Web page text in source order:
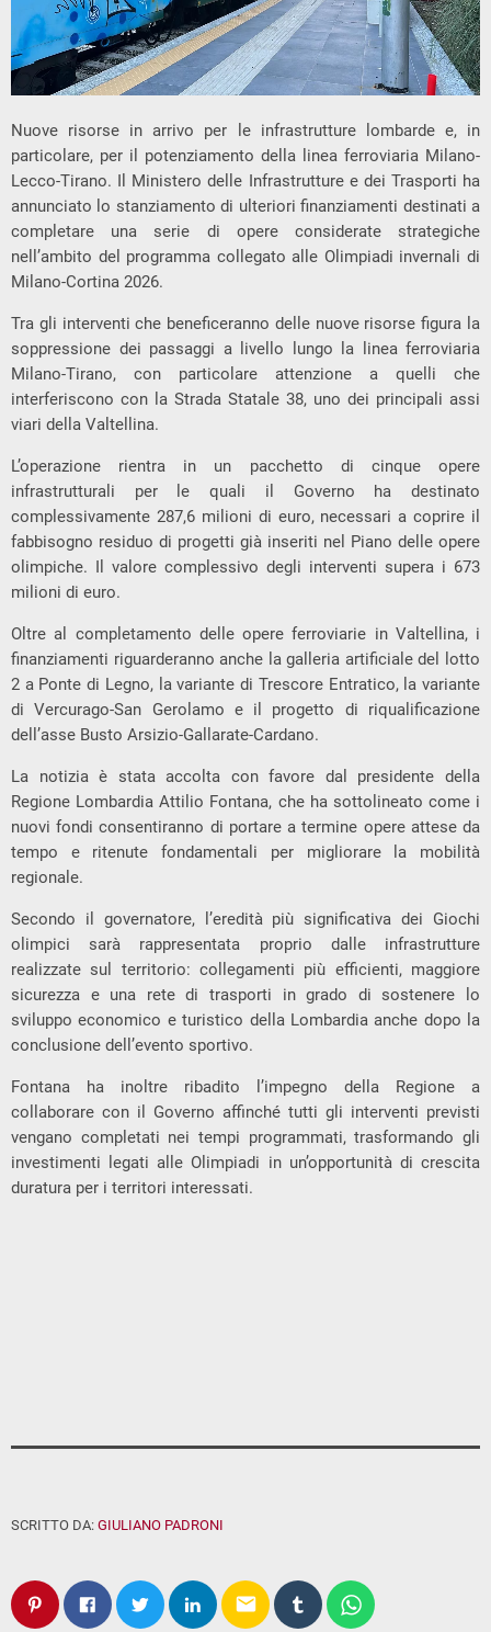
Nuove risorse in arrivo per le infrastrutture lombarde e, in
particolare, per il potenziamento della linea ferroviaria Milano-
Lecco-Tirano. Il Ministero delle Infrastrutture e dei Trasporti ha
annunciato lo stanziamento di ulteriori finanziamenti destinati a
completare una serie di opere considerate strategiche
nell’ambito del programma collegato alle Olimpiadi invernali di
Milano-Cortina 2026.
Tra gli interventi che beneficeranno delle nuove risorse figura la
soppressione dei passaggi a livello lungo la linea ferroviaria
Milano-Tirano, con particolare attenzione a quelli che
interferiscono con la Strada Statale 38, uno dei principali assi
viari della Valtellina.
L’operazione rientra in un pacchetto di cinque opere
infrastrutturali per le quali il Governo ha destinato
complessivamente 287,6 milioni di euro, necessari a coprire il
fabbisogno residuo di progetti già inseriti nel Piano delle opere
olimpiche. Il valore complessivo degli interventi supera i 673
milioni di euro.
Oltre al completamento delle opere ferroviarie in Valtellina, i
finanziamenti riguarderanno anche la galleria artificiale del lotto
2 a Ponte di Legno, la variante di Trescore Entratico, la variante
di Vercurago-San Gerolamo e il progetto di riqualificazione
dell’asse Busto Arsizio-Gallarate-Cardano.
La notizia è stata accolta con favore dal presidente della
Regione Lombardia Attilio Fontana, che ha sottolineato come i
nuovi fondi consentiranno di portare a termine opere attese da
tempo e ritenute fondamentali per migliorare la mobilità
regionale.
Secondo il governatore, l’eredità più significativa dei Giochi
olimpici sarà rappresentata proprio dalle infrastrutture
realizzate sul territorio: collegamenti più efficienti, maggiore
sicurezza e una rete di trasporti in grado di sostenere lo
sviluppo economico e turistico della Lombardia anche dopo la
conclusione dell’evento sportivo.
Fontana ha inoltre ribadito l’impegno della Regione a
collaborare con il Governo affinché tutti gli interventi previsti
vengano completati nei tempi programmati, trasformando gli
investimenti legati alle Olimpiadi in un’opportunità di crescita
duratura per i territori interessati.
SCRITTO DA: GIULIANO PADRONI
email